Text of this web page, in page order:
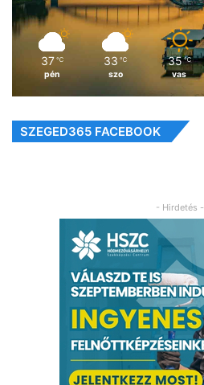
37 ℃
pén
33 ℃
szo
35 ℃
vas
SZEGED365 FACEBOOK
- Hirdetés -